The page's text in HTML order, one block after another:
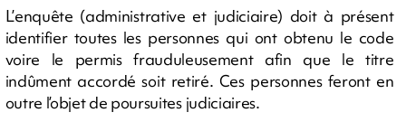
L’enquête (administrative et judiciaire) doit à présent
identifier toutes les personnes qui ont obtenu le code
voire le permis frauduleusement afin que le titre
indûment accordé soit retiré. Ces personnes feront en
outre l’objet de poursuites judiciaires.